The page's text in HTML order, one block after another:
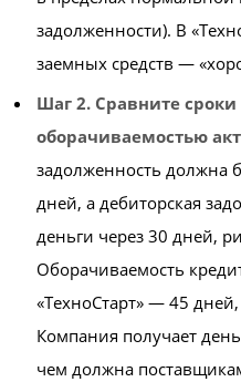
задолженности). В
заемных средств —
Шаг 2. Сравните
оборачиваемостью
задолженность должна
дней, а дебиторская
деньги через 30 дней,
Оборачиваемость
«ТехноСтарт» — 45
Компания получает
чем должна